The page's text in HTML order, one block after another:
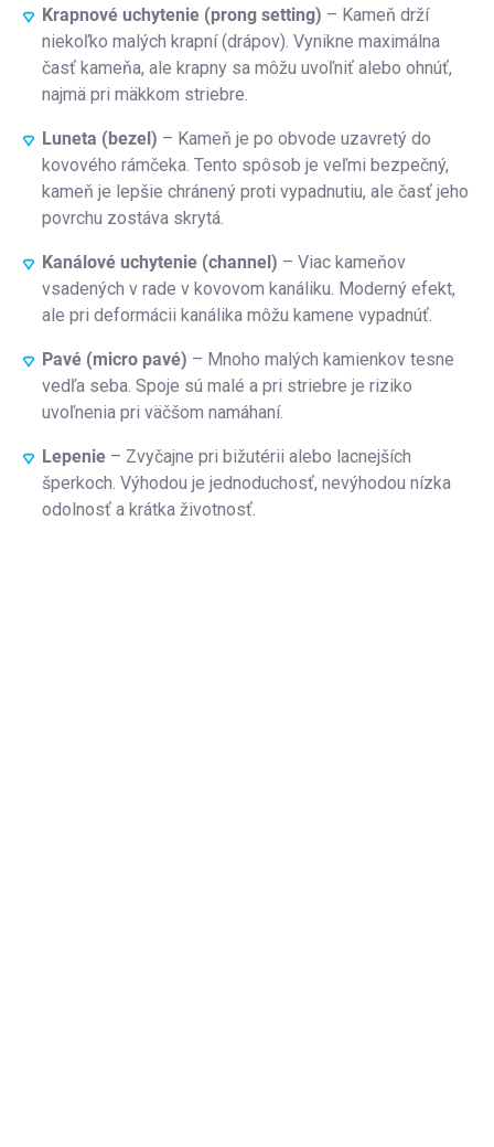
Krapnové uchytenie (prong setting) – Kameň drží
niekoľko malých krapní (drápov). Vynikne maximálna
časť kameňa, ale krapny sa môžu uvoľniť alebo ohnúť,
najmä pri mäkkom striebre.
Luneta (bezel) – Kameň je po obvode uzavretý do
kovového rámčeka. Tento spôsob je veľmi bezpečný,
kameň je lepšie chránený proti vypadnutiu, ale časť jeho
povrchu zostáva skrytá.
Kanálové uchytenie (channel) – Viac kameňov
vsadených v rade v kovovom kanáliku. Moderný efekt,
ale pri deformácii kanálika môžu kamene vypadnúť.
Pavé (micro pavé) – Mnoho malých kamienkov tesne
vedľa seba. Spoje sú malé a pri striebre je riziko
uvoľnenia pri väčšom namáhaní.
Lepenie – Zvyčajne pri bižutérii alebo lacnejších
šperkoch. Výhodou je jednoduchosť, nevýhodou nízka
odolnosť a krátka životnosť.